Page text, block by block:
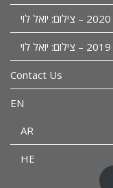
Contact Us
EN
AR
HE